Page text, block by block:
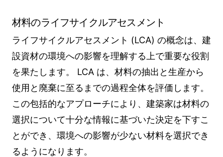
材料のライフサイクルアセスメント
ライフサイクルアセスメント (LCA) の概念は、建
設資材の環境への影響を理解する上で重要な役割
を果たします。 LCA は、材料の抽出と生産から
使用と廃棄に至るまでの過程全体を評価します。
この包括的なアプローチにより、建築家は材料の
選択について十分な情報に基づいた決定を下すこ
とができ、環境への影響が少ない材料を選択でき
るようになります。